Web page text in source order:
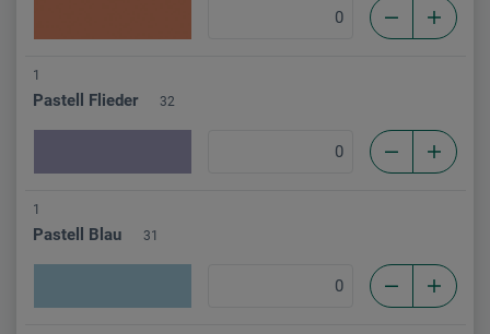
1
Pastell Flieder 32
1
Pastell Blau 31